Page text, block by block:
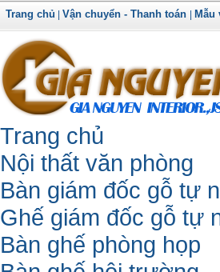
Trang chủ Vận chuyển - Thanh toán Mẫu
Trang chủ
Nội thất văn phòng
Bàn giám đốc gỗ tự
Ghế giám đốc gỗ tự
Bàn ghế phòng họp